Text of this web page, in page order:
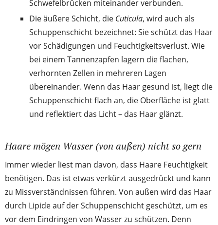
Schwefelbrücken miteinander verbunden.
Die äußere Schicht, die Cuticula, wird auch als
Schuppenschicht bezeichnet: Sie schützt das Haar
vor Schädigungen und Feuchtigkeitsverlust. Wie
bei einem Tannenzapfen lagern die flachen,
verhornten Zellen in mehreren Lagen
übereinander. Wenn das Haar gesund ist, liegt die
Schuppenschicht flach an, die Oberfläche ist glatt
und reflektiert das Licht – das Haar glänzt.
Haare mögen Wasser (von außen) nicht so gern
Immer wieder liest man davon, dass Haare Feuchtigkeit
benötigen. Das ist etwas verkürzt ausgedrückt und kann
zu Missverständnissen führen. Von außen wird das Haar
durch Lipide auf der Schuppenschicht geschützt, um es
vor dem Eindringen von Wasser zu schützen. Denn